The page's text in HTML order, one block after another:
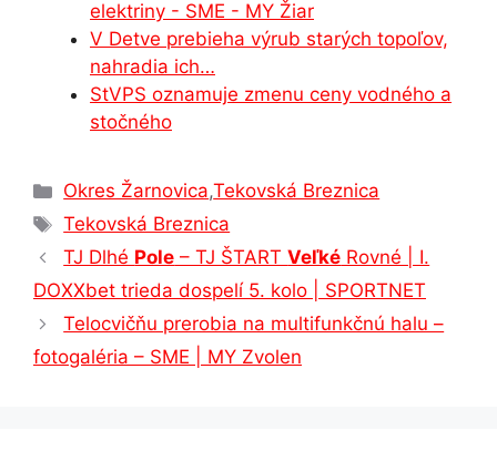
elektriny - SME - MY Žiar
V Detve prebieha výrub starých topoľov,
nahradia ich…
StVPS oznamuje zmenu ceny vodného a
stočného
Kategórie
Okres Žarnovica,Tekovská Breznica
Značky
Tekovská Breznica
TJ Dlhé Pole – TJ ŠTARTVeľké Rovné | I.
DOXXbet trieda dospelí 5. kolo | SPORTNET
Telocvičňu prerobia na multifunkčnú halu –
fotogaléria – SME | MY Zvolen